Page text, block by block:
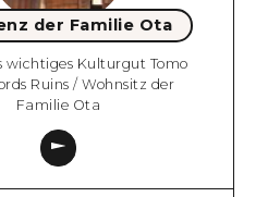
der Familie Ota
wichtiges Kulturgut Tomo
Ruins / Wohnsitz der
Familie Ota